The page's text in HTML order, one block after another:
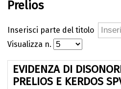
Prelios
Inserisci parte del titolo
Visualizza n.
EVIDENZA DI
PRELIOS E KERDOS